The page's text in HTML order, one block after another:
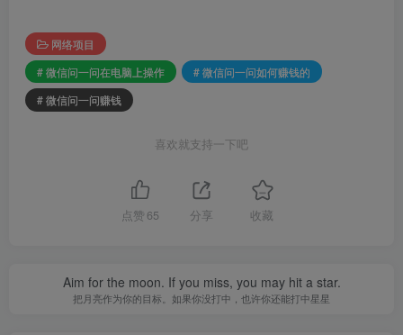
网络项目
# 微信问一问在电脑上操作
# 微信问一问如何赚钱的
# 微信问一问赚钱
喜欢就支持一下吧
点赞 65 分享 收藏
Aim for the moon. If you miss, you may hit a star.
把月亮作为你的目标。如果你没打中，也许你还能打中星星